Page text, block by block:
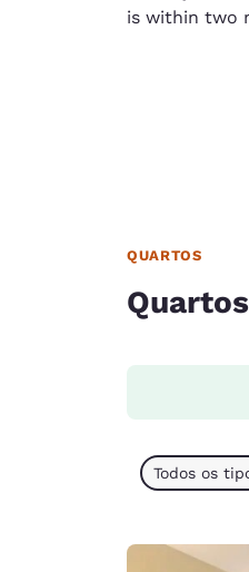
is within two
QUARTOS
Todos os